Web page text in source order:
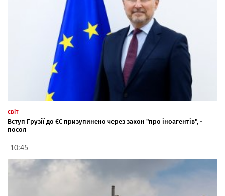
світ
Вступ Грузії до ЄС призупинено через закон "про іноагентів", -
посол
10:45